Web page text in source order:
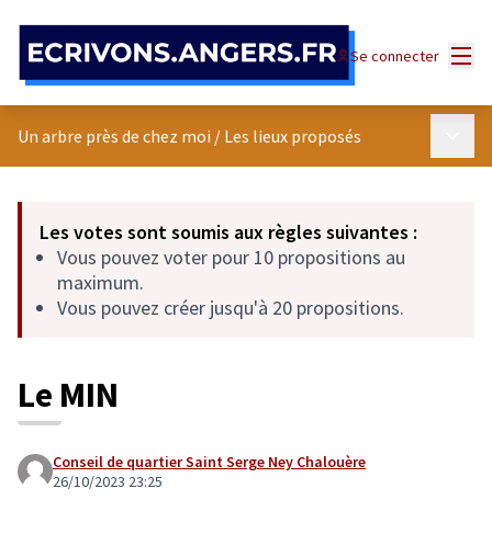
Se connecter
Un arbre près de chez moi / Les lieux proposés
Les votes sont soumis aux règles suivantes :
Vous pouvez voter pour 10 propositions au
maximum.
Vous pouvez créer jusqu'à 20 propositions.
Le MIN
Conseil de quartier Saint Serge Ney Chalouère
26/10/2023 23:25